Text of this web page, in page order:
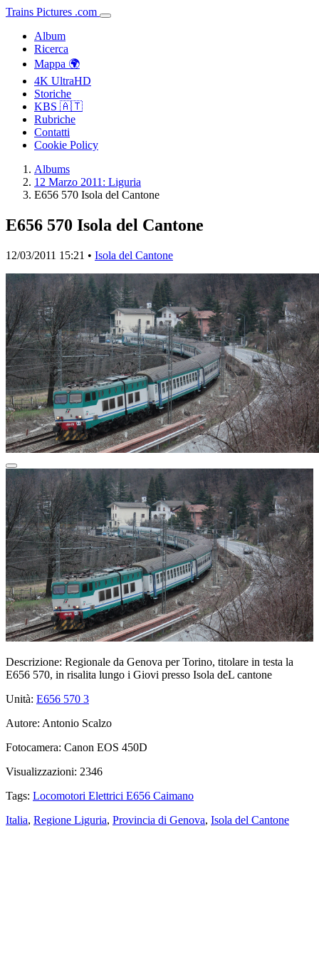
Trains Pictures .com
Album
Ricerca
Mappa 🌍
4K UltraHD
Storiche
KBS 🇦🇹
Rubriche
Contatti
Cookie Policy
Albums
12 Marzo 2011: Liguria
E656 570 Isola del Cantone
E656 570 Isola del Cantone
12/03/2011 15:21 • Isola del Cantone
Descrizione: Regionale da Genova per Torino, titolare in testa la
E656 570, in risalita lungo i Giovi presso Isola deL cantone
Unità: E656 570 3
Autore: Antonio Scalzo
Fotocamera: Canon EOS 450D
Visualizzazioni: 2346
Tags: Locomotori Elettrici E656 Caimano
Italia, Regione Liguria, Provincia di Genova, Isola del Cantone